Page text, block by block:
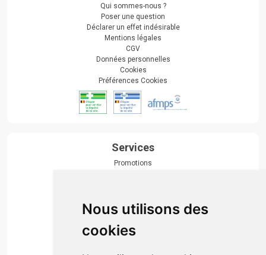
Nous utilisons des
cookies
Qui sommes-nous ?
Poser une question
Déclarer un effet indésirable
Mentions légales
CGV
Données personnelles
Cookies
Préférences Cookies
Services
Promotions
Actualités & conseils
Événements
Marques
Suivez-nous